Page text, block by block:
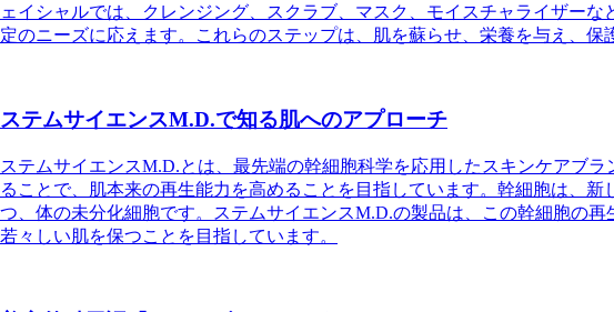
ェイシャルでは、クレンジング、スクラブ、マスク、モイスチャライザー
定のニーズに応えます。これらのステップは、肌を蘇らせ、栄養を与え、保
ステムサイエンスM.D.で知る肌へのアプローチ
ステムサイエンスM.D.とは、最先端の幹細胞科学を応用したスキンケアブ
ることで、肌本来の再生能力を高めることを目指しています。幹細胞は、
つ、体の未分化細胞です。ステムサイエンスM.D.の製品は、この幹細胞の
若々しい肌を保つことを目指しています。